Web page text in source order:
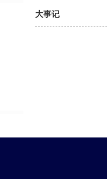
大事记